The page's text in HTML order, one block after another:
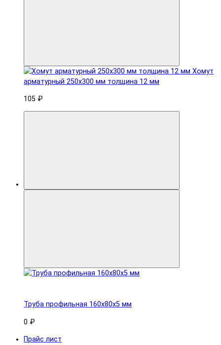
Хомут
арматурный 250x300 мм толщина 12 мм
105 ₽
Труба профильная 160x80х5 мм
0 ₽
Прайс лист